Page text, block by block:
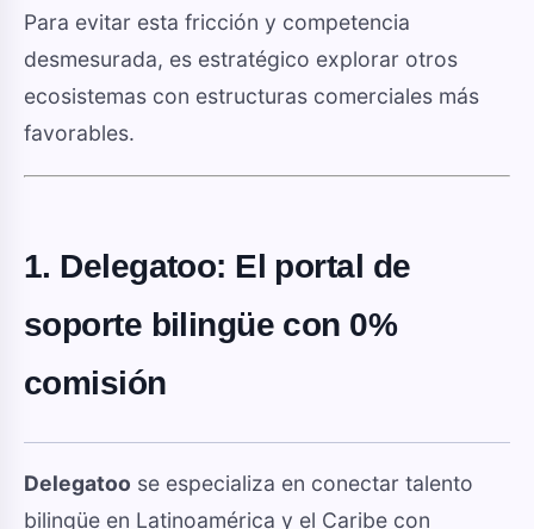
Para evitar esta fricción y competencia
desmesurada, es estratégico explorar otros
ecosistemas con estructuras comerciales más
favorables.
1. Delegatoo: El portal de
soporte bilingüe con 0%
comisión
Delegatoo se especializa en conectar talento
bilingüe en Latinoamérica y el Caribe con